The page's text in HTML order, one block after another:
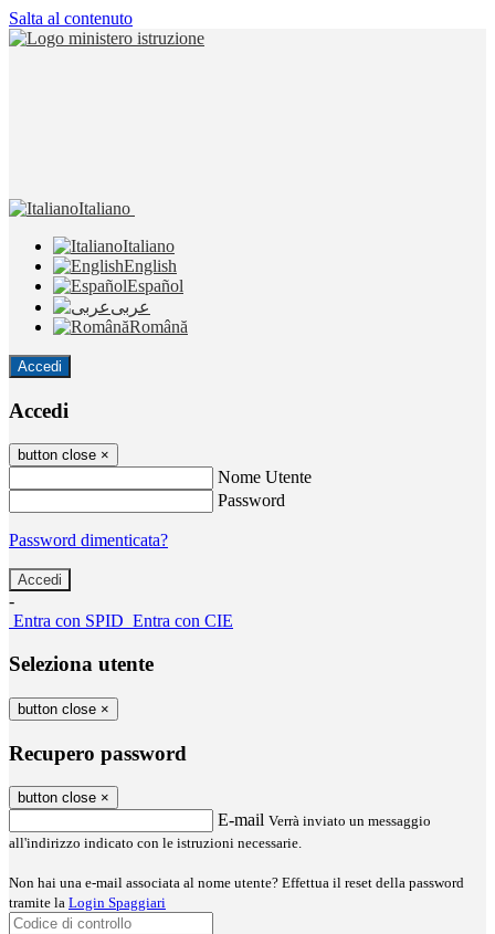
Salta al contenuto
Italiano
Italiano
English
Español
عربى
Română
Accedi
Accedi
button close ×
Nome Utente
Password
Password dimenticata?
-
Entra con SPID Entra con CIE
Seleziona utente
button close ×
Recupero password
button close ×
E-mail Verrà inviato un messaggio
all'indirizzo indicato con le istruzioni necessarie.
Non hai una e-mail associata al nome utente? Effettua il reset della password
tramite la Login Spaggiari